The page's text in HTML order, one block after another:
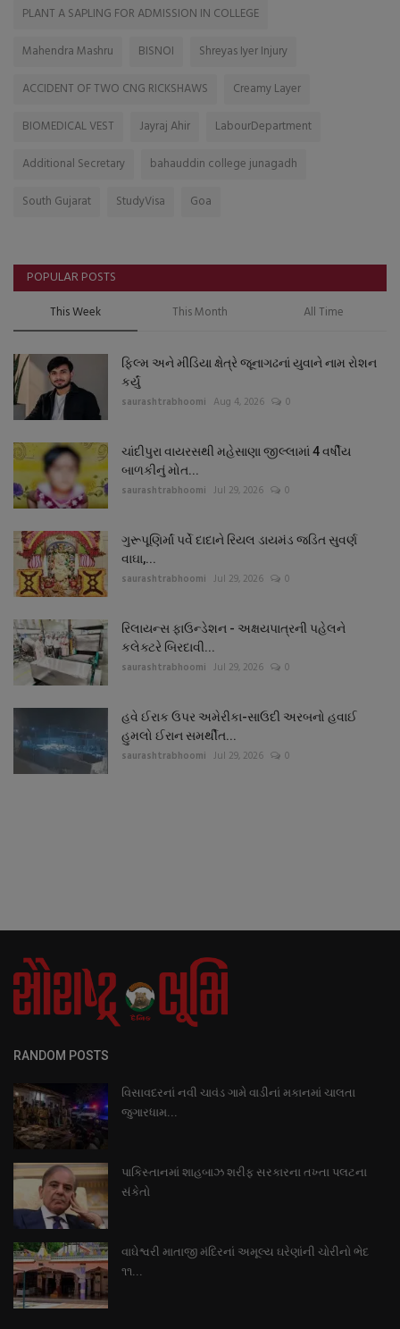
PLANT A SAPLING FOR ADMISSION IN COLLEGE
Mahendra Mashru
BISNOI
Shreyas Iyer Injury
ACCIDENT OF TWO CNG RICKSHAWS
Creamy Layer
BIOMEDICAL VEST
Jayraj Ahir
LabourDepartment
Additional Secretary
bahauddin college junagadh
South Gujarat
StudyVisa Goa
POPULAR POSTS
This Week This Month All Time
ફિલ્મ અને મીડિયા ક્ષેત્રે જૂનાગઢનાં યુવાને નામ રોશન
કર્યું
saurashtrabhoomi Aug 4, 2026 0
ચાંદીપુરા વાયરસથી મહેસાણા જીલ્લામાં 4 વર્ષીય
બાળકીનું મોત...
saurashtrabhoomi Jul 29, 2026 0
ગુરૂપૂણિર્માં પર્વે દાદાને રિયલ ડાયમંડ જડિત સુવર્ણ
વાઘા,...
saurashtrabhoomi Jul 29, 2026 0
રિલાયન્સ ફાઉન્ડેશન - અક્ષયપાત્રની પહેલને
કલેક્ટરે બિરદાવી...
saurashtrabhoomi Jul 29, 2026 0
હવે ઈરાક ઉપર અમેરીકા-સાઉદી અરબનો હવાઈ
હુમલો ઈરાન સમર્થીત...
saurashtrabhoomi Jul 29, 2026 0
RANDOM POSTS
વિસાવદરનાં નવી ચાવંડ ગામે વાડીનાં મકાનમાં ચાલતા
જુગારધામ...
પાકિસ્તાનમાં શાહબાઝ શરીફ સરકારના તખ્તા પલટના
સંકેતો
વાઘેશ્વરી માતાજી મંદિરનાં અમૂલ્ય ઘરેણાંની ચોરીનો ભેદ
૧૧...